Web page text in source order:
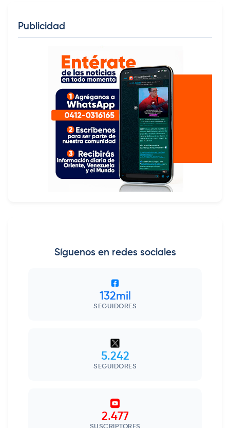
Publicidad
Síguenos en redes sociales
132mil
SEGUIDORES
5.242
SEGUIDORES
2.477